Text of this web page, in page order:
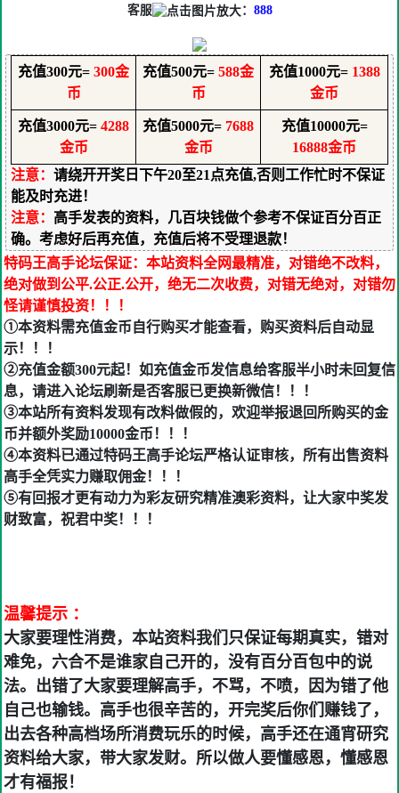
客服
： 888
充值300元= 300金
币
充值500元= 588金
币
充值1000元= 1388
金币
充值3000元= 4288
金币
充值5000元= 7688
金币
充值10000元=
16888金币
注意： 请绕开开奖日下午20至21点充值,否则工作忙时不保证
能及时充进！
注意： 高手发表的资料，几百块钱做个参考不保证百分百正
确。考虑好后再充值，充值后将不受理退款！
特码王高手论坛保证：本站资料全网最精准，对错绝不改料，
绝对做到公平.公正.公开，绝无二次收费，对错无绝对，对错勿
怪请谨慎投资！！！
①本资料需充值金币自行购买才能查看，购买资料后自动显
示！！！
②充值金额300元起！如充值金币发信息给客服半小时未回复信
息，请进入论坛刷新是否客服已更换新微信！！！
③本站所有资料发现有改料做假的，欢迎举报退回所购买的金
币并额外奖励10000金币！！！
④本资料已通过特码王高手论坛严格认证审核，所有出售资料
高手全凭实力赚取佣金！！！
⑤有回报才更有动力为彩友研究精准澳彩资料，让大家中奖发
财致富，祝君中奖！！！
温馨提示 ：
大家要理性消费，本站资料我们只保证每期真实，错对
难免，六合不是谁家自己开的，没有百分百包中的说
法。出错了大家要理解高手，不骂，不喷，因为错了他
自己也输钱。高手也很辛苦的，开完奖后你们赚钱了，
出去各种高档场所消费玩乐的时候，高手还在通宵研究
资料给大家，带大家发财。所以做人要懂感恩，懂感恩
才有福报！